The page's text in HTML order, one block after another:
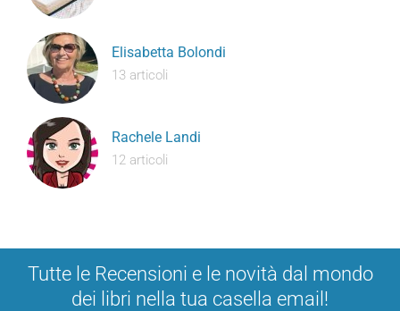
Elisabetta Bolondi
13 articoli
Rachele Landi
12 articoli
Tutte le Recensioni e le novità dal mondo
dei libri nella tua casella email!